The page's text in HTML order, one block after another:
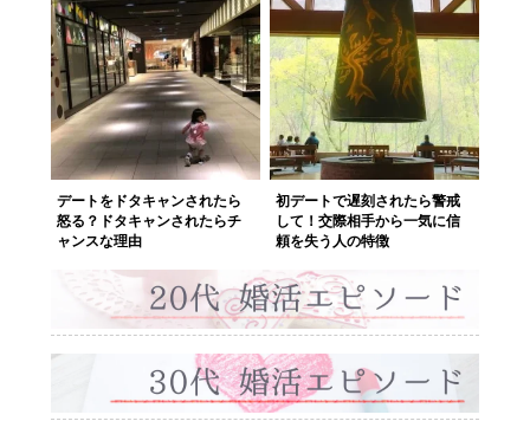
デートをドタキャンされたら
怒る？ドタキャンされたらチ
ャンスな理由
初デートで遅刻されたら警戒
して！交際相手から一気に信
頼を失う人の特徴